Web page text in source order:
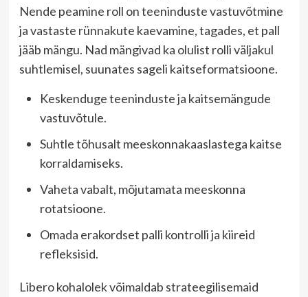
Nende peamine roll on teeninduste vastuvõtmine
ja vastaste rünnakute kaevamine, tagades, et pall
jääb mängu. Nad mängivad ka olulist rolli väljakul
suhtlemisel, suunates sageli kaitseformatsioone.
Keskenduge teeninduste ja kaitsemängude
vastuvõtule.
Suhtle tõhusalt meeskonnakaaslastega kaitse
korraldamiseks.
Vaheta vabalt, mõjutamata meeskonna
rotatsioone.
Omada erakordset palli kontrolli ja kiireid
refleksisid.
Libero kohalolek võimaldab strateegilisemaid